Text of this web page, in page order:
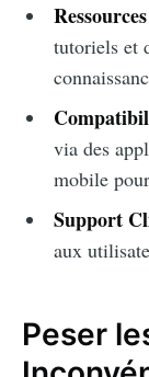
tutoriels et
via des
mobile
Support
aux
Peser